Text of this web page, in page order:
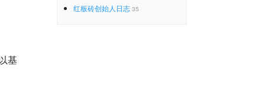
基
红板砖创始人日志 35